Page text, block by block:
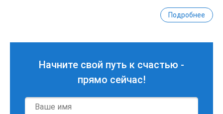
Подробнее
Начните свой путь к счастью -
прямо сейчас!
Имя